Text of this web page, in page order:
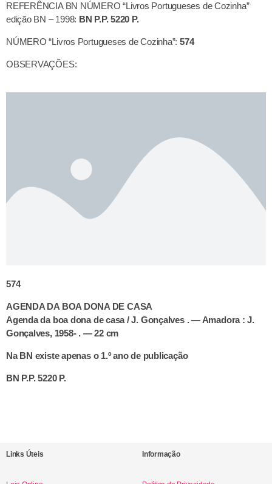
REFERÊNCIA BN NÚMERO “Livros Portugueses de Cozinha”
edição BN – 1998: BN P.P. 5220 P.
NÚMERO “Livros Portugueses de Cozinha”: 574
OBSERVAÇÕES:
574
AGENDA DA BOA DONA DE CASA
Agenda da boa dona de casa / J. Gonçalves . — Amadora : J.
Gonçalves, 1958- . — 22 cm
Na BN existe apenas o 1.º ano de publicação
BN P.P. 5220 P.
Links Úteis Informação